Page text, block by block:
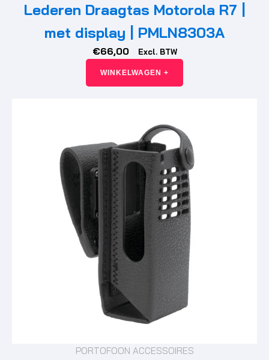
Lederen Draagtas Motorola R7 |
met display | PMLN8303A
€66,00 Excl. BTW
WINKELWAGEN +
PORTOFOON ACCESSOIRES